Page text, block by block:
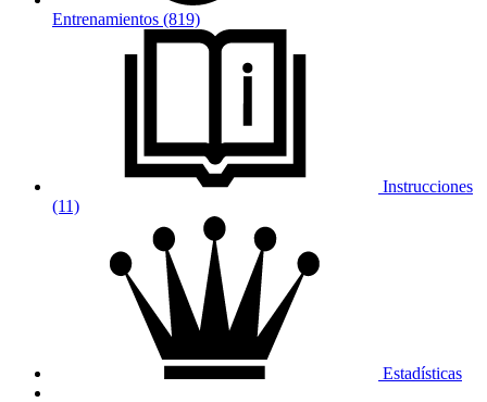
Entrenamientos (819)
Instrucciones
(11)
Estadísticas